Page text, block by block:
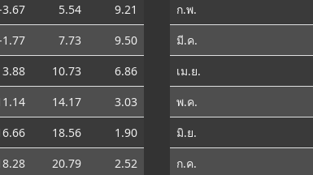
5.54
9.21
7.73
9.50
3.88 10.73
6.86
14.17
3.03
18.56
1.90
20.79
2.52
ก.พ.
มี.ค.
เม.ย.
พ.ค.
มิ.ย.
ก.ค.